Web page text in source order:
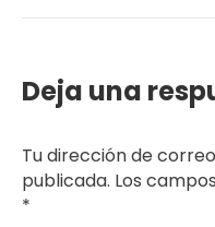
Deja una
Tu dirección de
publicada. Los
*